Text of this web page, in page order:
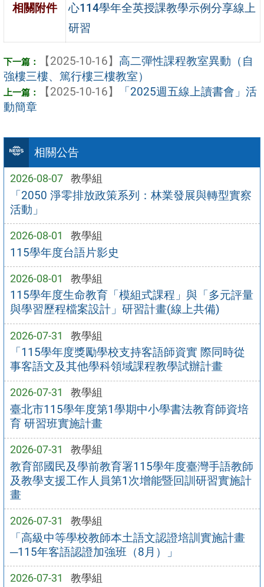
相關公告
2026-08-07 教學組
「2050 淨零排放政策系列：林業發展與轉型實察
活動」
2026-08-01 教學組
115學年度台語片影史
2026-08-01 教學組
115學年度生命教育「模組式課程」與「多元評量
與學習歷程檔案設計」研習計畫(線上共備)
2026-07-31 教學組
「115學年度獎勵學校支持客語師資實 際同時從
事客語文及其他學科領域課程教學試辦計畫
2026-07-31 教學組
臺北市115學年度第1學期中小學書法教育師資培
育 研習班實施計畫
2026-07-31 教學組
教育部國民及學前教育署115學年度臺灣手語教師
及教學支援工作人員第1次增能暨回訓研習實施計
畫
2026-07-31 教學組
「高級中等學校教師本土語文認證培訓實施計畫
─115年客語認證加強班（8月）」
2026-07-31 教學組
相關附件
心114學年全英授課教學示例分享線上
研習
【2025-10-16】 高二彈性課程教室異動（自
強樓三樓、篤行樓三樓教室）
【2025-10-16】
「2025週五線上讀書會」活
動簡章